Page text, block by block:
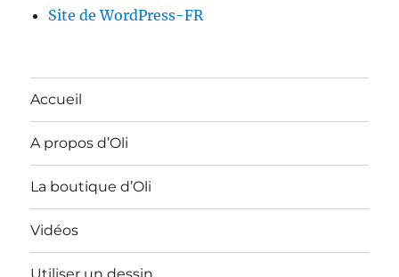
Site de WordPress-FR
Accueil
A propos d’Oli
La boutique d’Oli
Vidéos